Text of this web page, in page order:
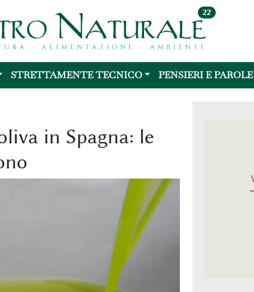
22
STRETTAMENTE TECNICO PENSIERI E PAROLE
in Spagna: le